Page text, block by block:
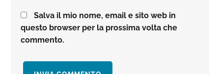
Salva il mio nome, email e sito web in
questo browser per la prossima volta che
commento.